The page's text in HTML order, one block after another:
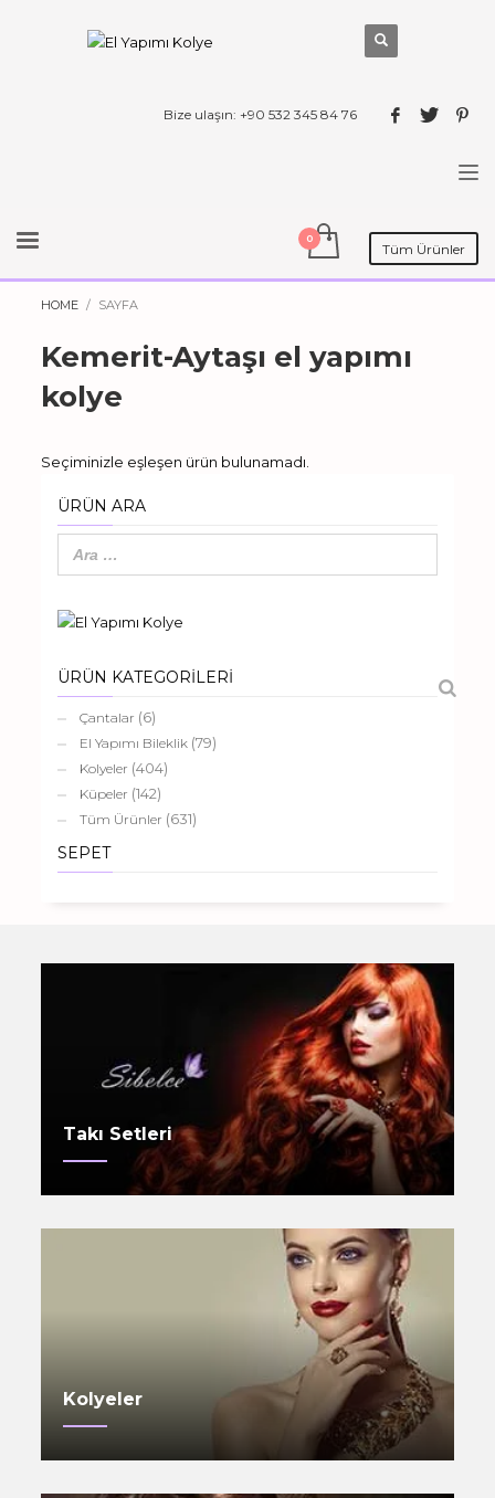
Bize ulaşın: +90 532 345 84 76
Tüm Ürünler
HOME SAYFA
Kemerit-Aytaşı el yapımı
kolye
Seçiminizle eşleşen ürün bulunamadı.
ÜRÜN ARA
ÜRÜN KATEGORİLERİ
Çantalar (6)
El Yapımı Bileklik (79)
Kolyeler (404)
Küpeler (142)
Tüm Ürünler (631)
SEPET
Takı Setleri
Kolyeler